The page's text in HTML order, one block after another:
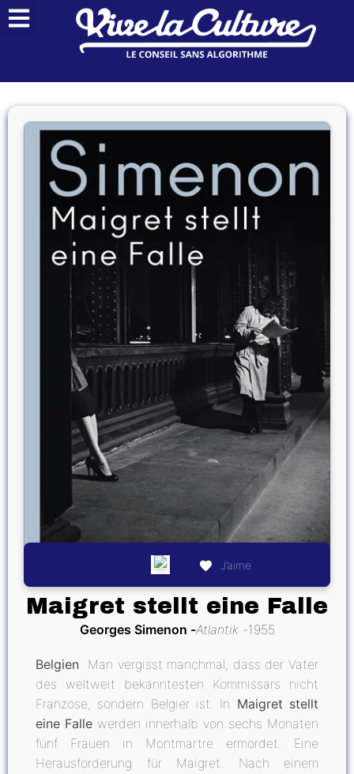
J’aime
Maigret stellt eine Falle
Georges Simenon Atlantik 1955
Belgien ­
Man vergisst manchmal, dass der Vater
des weltweit bekanntesten Kommissars nicht
Franzose, sondern Belgier ist. In Maigret stellt
eine Falle werden innerhalb von sechs Monaten
fünf Frauen in Montmartre ermordet. Eine
Herausforderung für Maigret. Nach einem